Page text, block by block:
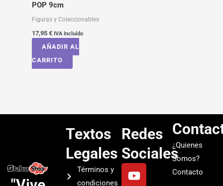
POP 9cm
Figuras y Coleccionables
17,95 € IVA Incluído
AÑADIR AL
CARRITO
Textos
Legales
Términos y
condiciones
Redes
Sociales
Y
o
I
n
T
i
S
p
¿Quienes
Somos?
Contacto